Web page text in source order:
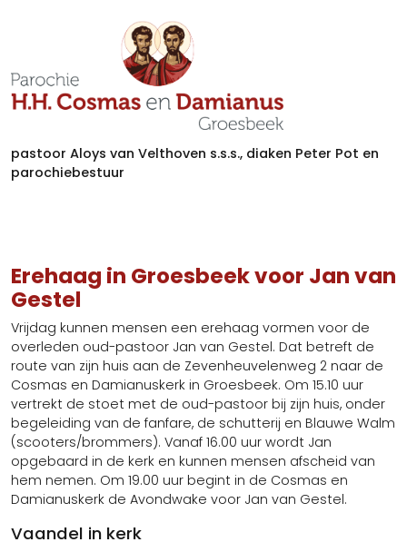
pastoor Aloys van Velthoven s.s.s., diaken Peter Pot en
parochiebestuur
Erehaag in Groesbeek voor Jan van
Gestel
Vrijdag kunnen mensen een erehaag vormen voor de
overleden oud-pastoor Jan van Gestel. Dat betreft de
route van zijn huis aan de Zevenheuvelenweg 2 naar de
Cosmas en Damianuskerk in Groesbeek. Om 15.10 uur
vertrekt de stoet met de oud-pastoor bij zijn huis, onder
begeleiding van de fanfare, de schutterij en Blauwe Walm
(scooters/brommers). Vanaf 16.00 uur wordt Jan
opgebaard in de kerk en kunnen mensen afscheid van
hem nemen. Om 19.00 uur begint in de Cosmas en
Damianuskerk de Avondwake voor Jan van Gestel.
Vaandel in kerk